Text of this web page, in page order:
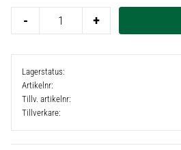
+
-
Lagerstatus
Artikelnr
Tillv. artikelnr
Tillverkare